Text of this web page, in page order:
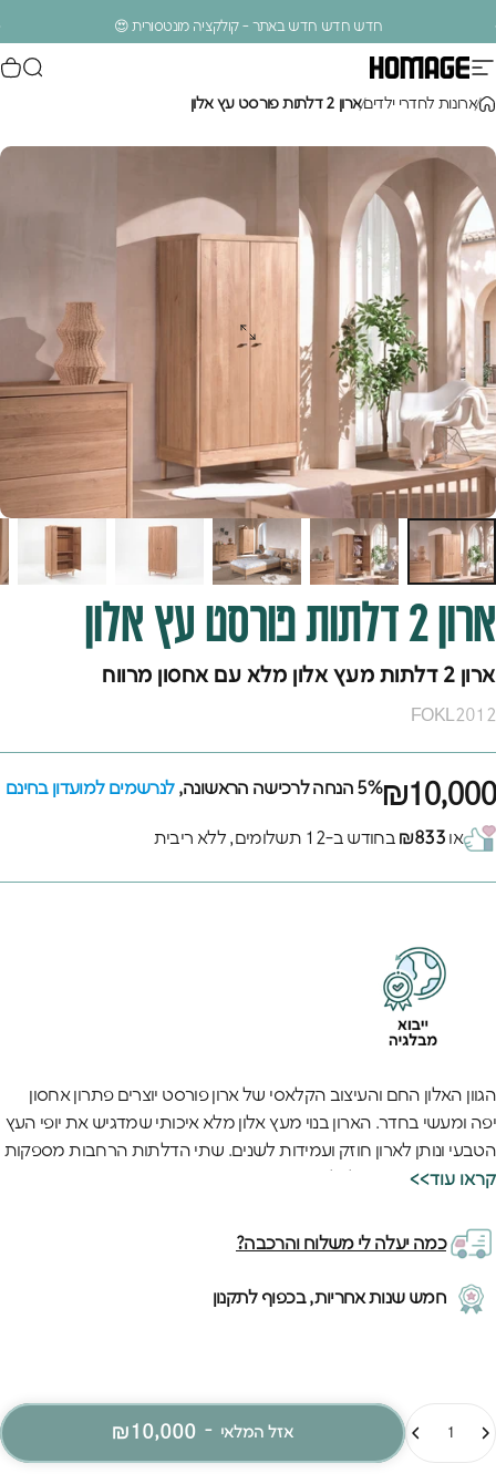
חדש חדש חדש באתר - קולקציה מונטסורית 😍
.
ניווט באתר
Homage Design
ארונות לחדרי ילדיםארון 2 דלתות פורסט עץ אלון
ארון2דלתותפורסט עץ אלון
ארון 2 דלתות מעץ אלון מלא עם אחסון מרווח
FOKL2012
₪10,0005% הנחה לרכישה הראשונה, לנרשמים למועדון בחינם
או₪833 בחודש ב-12 תשלומים, ללא ריבית
הגוון האלון החם והעיצוב הקלאסי של ארון פורסט יוצרים פתרון אחסון
יפה ומעשי בחדר. הארון בנוי מעץ אלון מלא איכותי שמדגיש את יופי העץ
הטבעי ונותן לארון חוזק ועמידות לשנים. שתי הדלתות הרחבות מספקות
נוחות פתיחה וגישה לכל התוכן.
הבגדים. האיכות האירופאית של הארון מורגשת בכל פרט - מהעיבוד
החלק של האלון ועד לצירים ואומים שמבטיחים פתיחה חלקה. החומרים
האיכותיים וההרכבה המדויקת מבטיחים שהארון יחזיק מעמד לאורך
שנים.
<<קראו עוד
כמה יעלה לי משלוח והרכבה?
חמש שנות אחריות, בכפוף לתקנון
אזל המלאי -
₪10,000